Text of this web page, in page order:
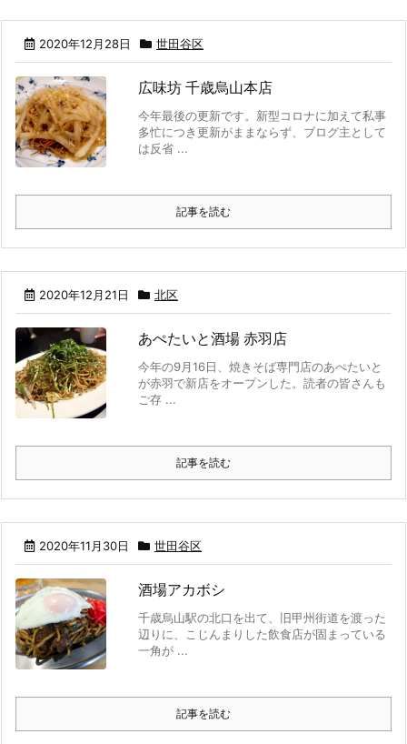
2020年12月28日 世田谷区
広味坊 千歳烏山本店
今年最後の更新です。新型コロナに加えて私事
多忙につき更新がままならず、ブログ主として
は反省 ...
記事を読む
2020年12月21日 北区
あぺたいと酒場 赤羽店
今年の9月16日、焼きそば専門店のあぺたいと
が赤羽で新店をオープンした。読者の皆さんも
ご存 ...
記事を読む
2020年11月30日 世田谷区
酒場アカボシ
千歳烏山駅の北口を出て、旧甲州街道を渡った
辺りに、こじんまりした飲食店が固まっている
一角が ...
記事を読む